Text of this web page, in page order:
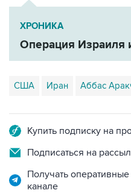
ХРОНИКА
Операция Израиля
США Иран Аббас
Купить подписку на
Подписаться на
Получать
канале